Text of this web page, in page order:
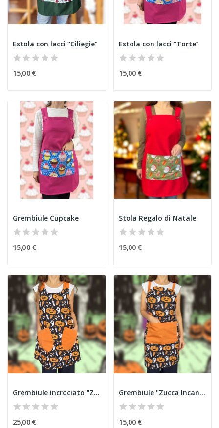
Estola con lacci “Ciliegie”
15,00 €
Estola con lacci “Torte”
15,00 €
Grembiule Cupcake
15,00 €
Stola Regalo di Natale
15,00 €
Grembiule incrociato "Zucca Incantata" Halloween
25,00 €
Grembiule "Zucca Incantata" Halloween
15,00 €